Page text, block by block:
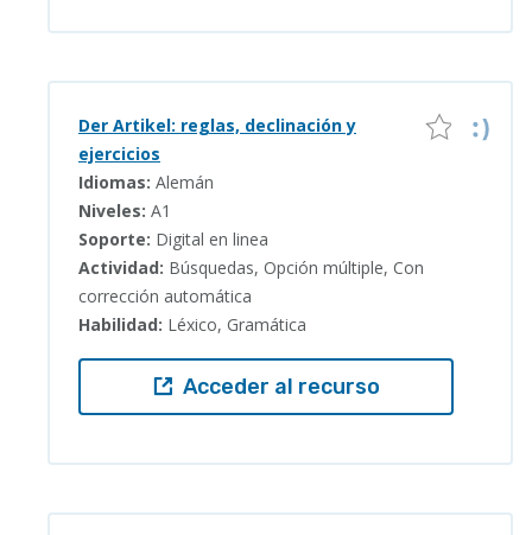
Der Artikel: reglas, declinación y
ejercicios
Idiomas: Alemán
Niveles: A1
Soporte: Digital en linea
Actividad: Búsquedas, Opción múltiple, Con
corrección automática
Habilidad: Léxico, Gramática
Acceder al recurso